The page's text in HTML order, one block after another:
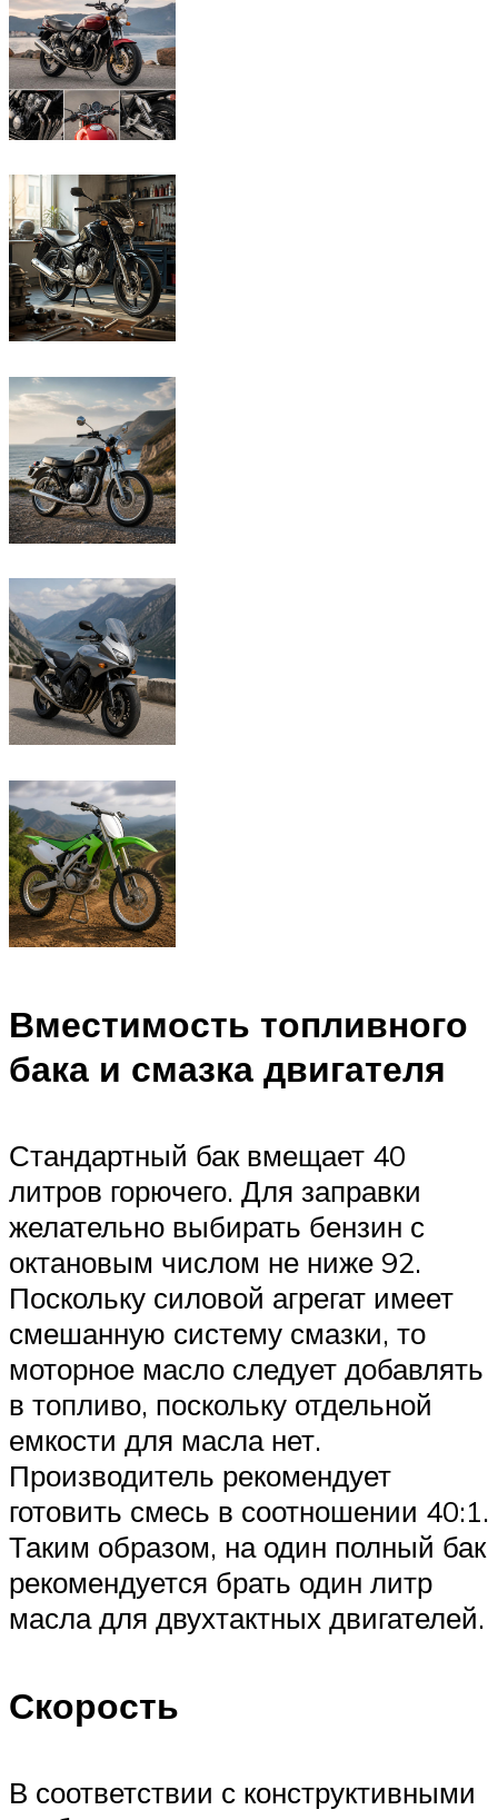
Вместимость топливного
бака и смазка двигателя
Стандартный бак вмещает 40
литров горючего. Для заправки
желательно выбирать бензин с
октановым числом не ниже 92.
Поскольку силовой агрегат имеет
смешанную систему смазки, то
моторное масло следует добавлять
в топливо, поскольку отдельной
емкости для масла нет.
Производитель рекомендует
готовить смесь в соотношении 40:1.
Таким образом, на один полный бак
рекомендуется брать один литр
масла для двухтактных двигателей.
Скорость
В соответствии с конструктивными